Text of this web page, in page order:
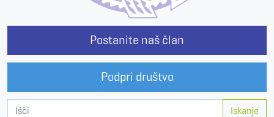
Postanite naš član
Podpri društvo
Iskanje